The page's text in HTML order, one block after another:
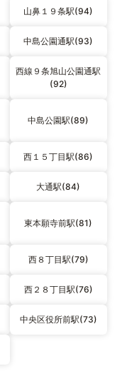
山鼻１９条駅(94)
中島公園通駅(93)
西線９条旭山公園通駅
(92)
中島公園駅(89)
西１５丁目駅(86)
大通駅(84)
東本願寺前駅(81)
西８丁目駅(79)
西２８丁目駅(76)
中央区役所前駅(73)